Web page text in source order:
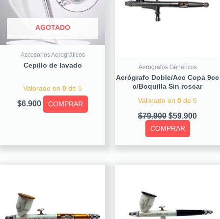
AGOTADO
Accesorios Aerográficos
Cepillo de lavado
Valorado en 0 de 5
$6.900 COMPRAR
Aerografos Genericos
Aerógrafo Doble/Acc Copa 9cc
c/Boquilla Sin roscar
Valorado en 0 de 5
$79.900 $59.900
COMPRAR